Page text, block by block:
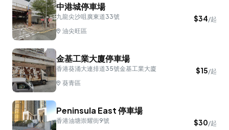
中港城停車場
九龍尖沙咀廣東道33號
油尖旺區
$34/起
金基工業大廈停車場
香港葵涌大連排道35號金基工業大廈
葵青區
$15/起
Peninsula East 停車場
香港油塘崇耀街9號 $30/起